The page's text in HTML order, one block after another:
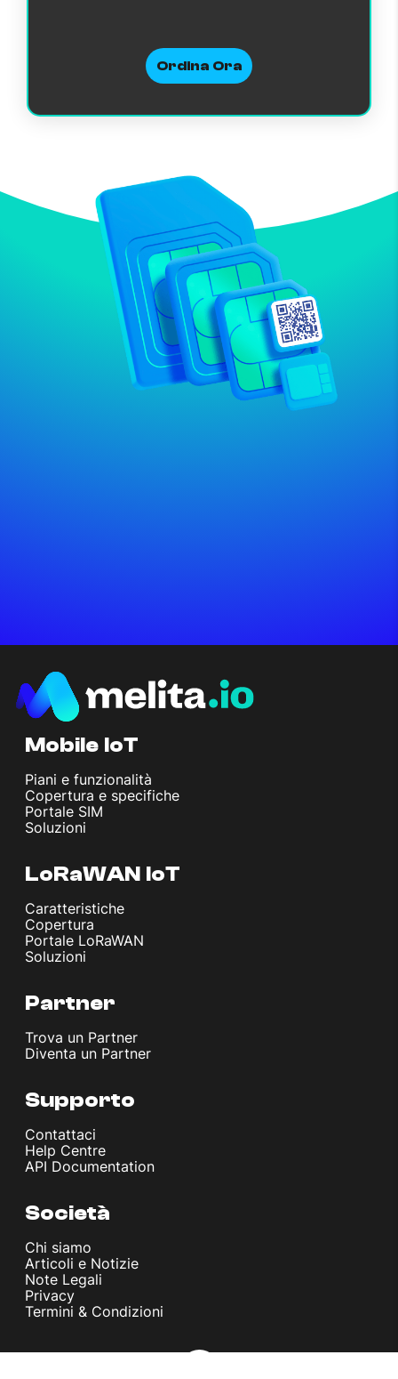
Ordina Ora
Mobile IoT
Piani e funzionalità
Copertura e specifiche
Portale SIM
Soluzioni
LoRaWAN IoT
Caratteristiche
Copertura
Portale LoRaWAN
Soluzioni
Partner
Trova un Partner
Diventa un Partner
Supporto
Contattaci
Help Centre
API Documentation
Società
Chi siamo
Articoli e Notizie
Note Legali
Privacy
Termini & Condizioni